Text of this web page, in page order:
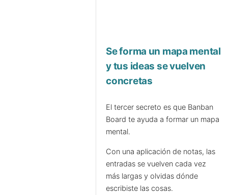
Se forma un mapa mental
y tus ideas se vuelven
concretas
El tercer secreto es que Banban
Board te ayuda a formar un mapa
mental.
Con una aplicación de notas, las
entradas se vuelven cada vez
más largas y olvidas dónde
escribiste las cosas.